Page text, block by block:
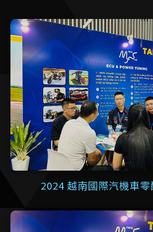
2024 越南國際汽機車零